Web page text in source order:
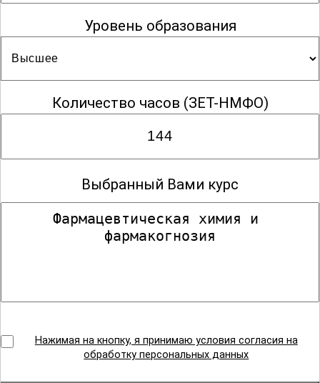
Уровень образования
Количество часов (ЗЕТ-НМФО)
Выбранный Вами курс
Нажимая на кнопку, я принимаю условия согласия на
обработку персональных данных